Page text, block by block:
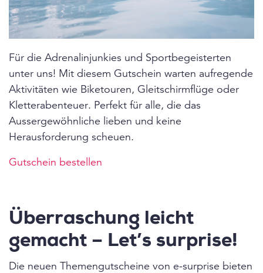
Für die Adrenalinjunkies und Sportbegeisterten
unter uns! Mit diesem Gutschein warten aufregende
Aktivitäten wie Biketouren, Gleitschirmflüge oder
Kletterabenteuer. Perfekt für alle, die das
Aussergewöhnliche lieben und keine
Herausforderung scheuen.
Gutschein bestellen
Überraschung leicht
gemacht – Let’s surprise!
Die neuen Themengutscheine von e-surprise bieten